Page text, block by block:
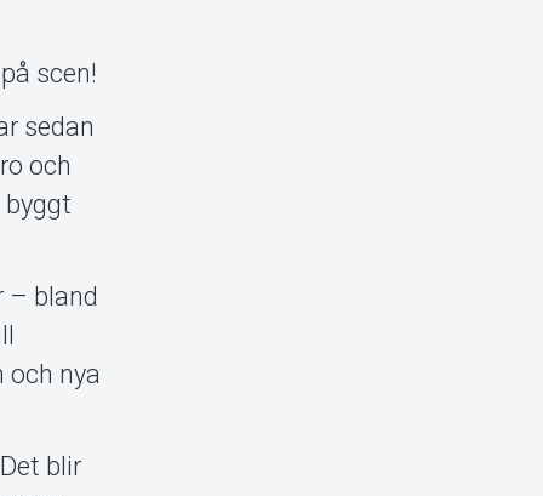
scen!
sedan
och
byggt
– bland
och nya
blir